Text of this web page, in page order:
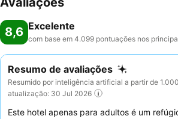
8,6 Excelente
com base em 4.099 pontuações nos
Resumo de avaliações
Resumido por inteligência artificial a partir de
atualização: 30 Jul 2026
Este hotel apenas para adultos é um